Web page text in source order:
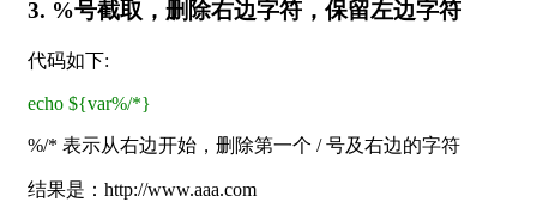
3. %号截取，删除右边字符，保留左边字符
代码如下:
echo ${var%/*}
%/* 表示从右边开始，删除第一个 / 号及右边的字符
结果是：http://www.aaa.com